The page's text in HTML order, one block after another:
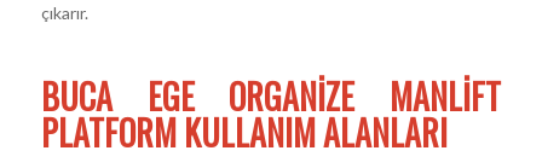
çıkarır.
BUCA EGE ORGANIZE MANLIFT
PLATFORM KULLANIM ALANLARI